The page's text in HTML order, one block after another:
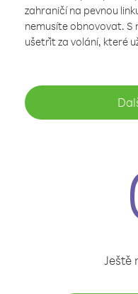
zahraničí na pevnou
nemusíte obnovovat.
ušetřit za volání, které
Ještě